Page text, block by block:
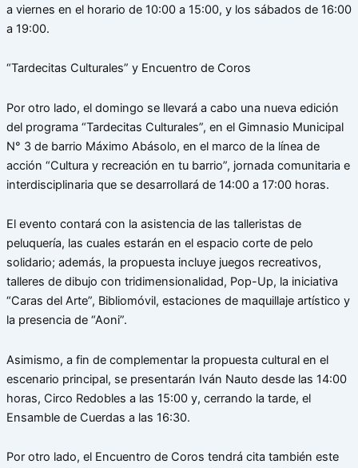
a viernes en el horario de 10:00 a 15:00, y los sábados de 16:00
a 19:00.
“Tardecitas Culturales” y Encuentro de Coros
Por otro lado, el domingo se llevará a cabo una nueva edición
del programa “Tardecitas Culturales”, en el Gimnasio Municipal
N° 3 de barrio Máximo Abásolo, en el marco de la línea de
acción “Cultura y recreación en tu barrio”, jornada comunitaria e
interdisciplinaria que se desarrollará de 14:00 a 17:00 horas.
El evento contará con la asistencia de las talleristas de
peluquería, las cuales estarán en el espacio corte de pelo
solidario; además, la propuesta incluye juegos recreativos,
talleres de dibujo con tridimensionalidad, Pop-Up, la iniciativa
“Caras del Arte”, Bibliomóvil, estaciones de maquillaje artístico y
la presencia de “Aoni”.
Asimismo, a fin de complementar la propuesta cultural en el
escenario principal, se presentarán Iván Nauto desde las 14:00
horas, Circo Redobles a las 15:00 y, cerrando la tarde, el
Ensamble de Cuerdas a las 16:30.
Por otro lado, el Encuentro de Coros tendrá cita también este